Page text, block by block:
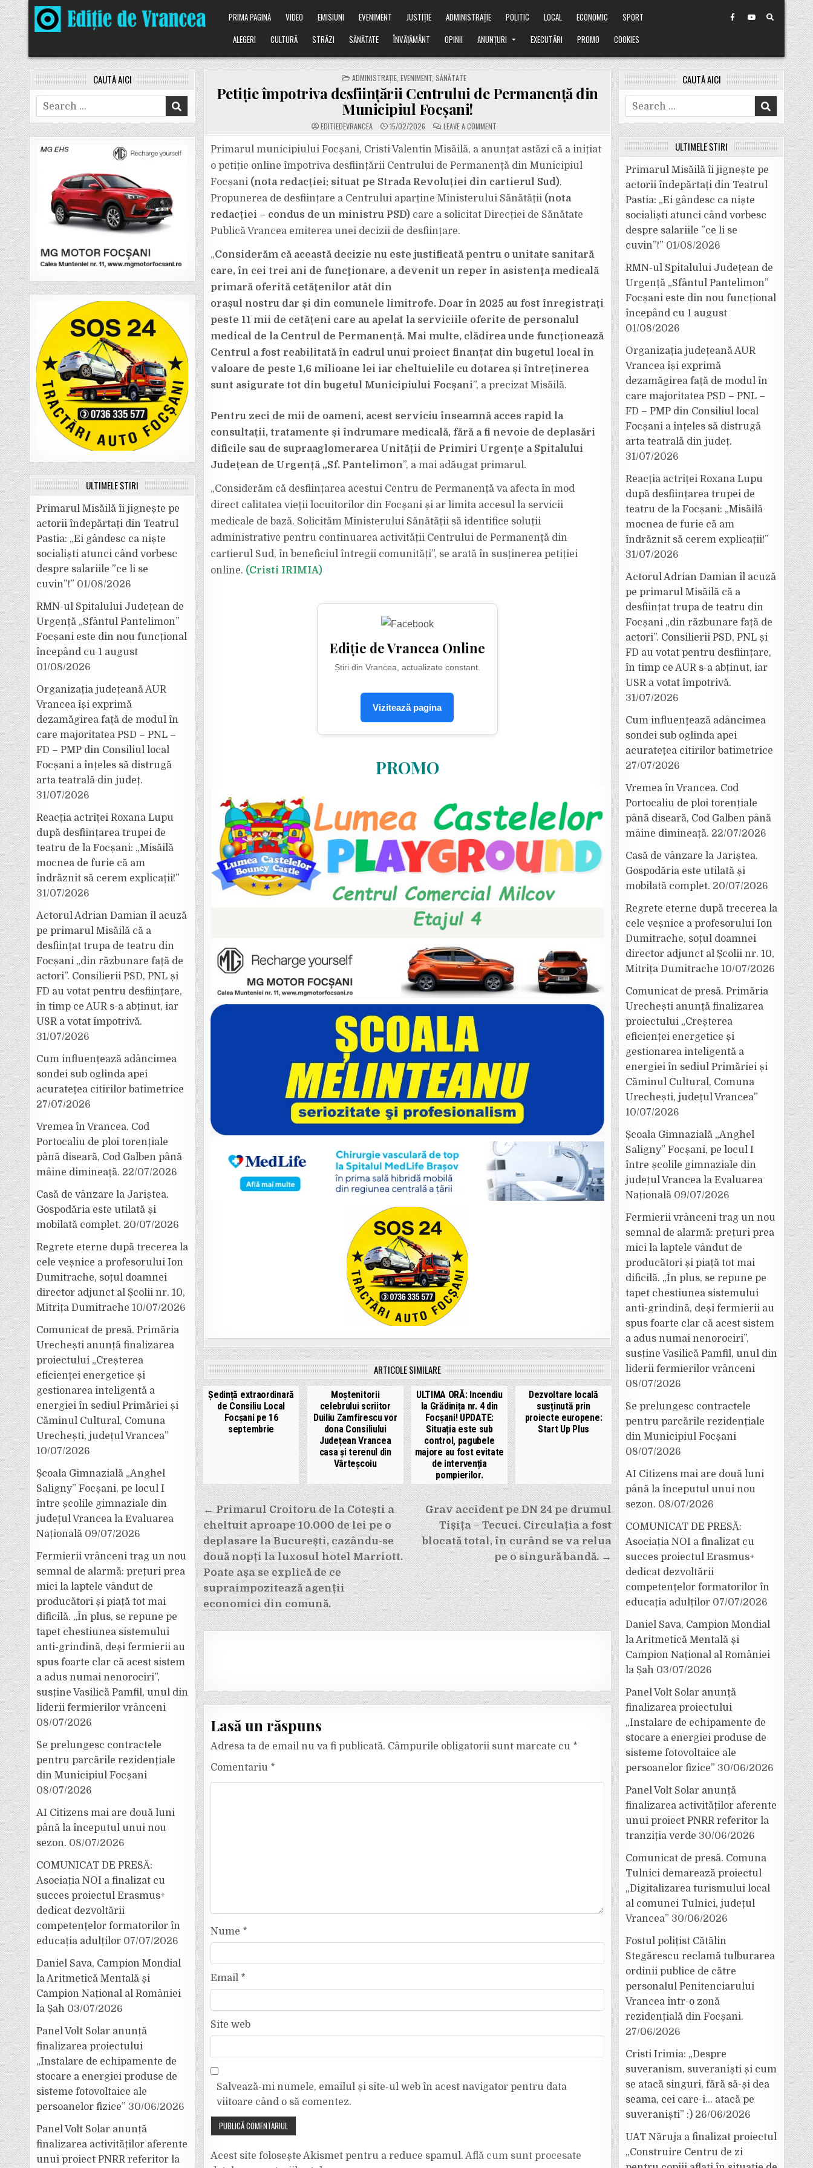
Skip
to
content
PRIMA PAGINĂ VIDEO EMISIUNI EVENIMENT JUSTIȚIE ADMINISTRAȚIE POLITIC LOCAL ECONOMIC
SPORT
ALEGERI
CULTURĂ STRĂZI SĂNĂTATE ÎNVĂȚĂMÂNT OPINII ANUNȚURI EXECUTĂRI PROMO COOKIES
POSTED
IN
ADMINISTRAȚIE ,EVENIMENT SĂNĂTATE
Petiție împotriva desființării Centrului de Permanență din
Municipiul Focșani!
EDITIEDEVRANCEA 15/02/2026 LEAVE A COMMENT
PETIȚIE
DESFIINȚĂRII
CENTRULUI
DE
PERMANENȚĂ
MUNICIPIUL
Primarul municipiului Focșani, Cristi Valentin Misăilă, a anunțat astăzi că a inițiat
o petiție online împotriva desființării Centrului de Permanență din Municipiul
Focșani (nota redacției: situat pe Strada Revoluției din cartierul Sud).
Propunerea de desființare a Centrului aparține Ministerului Sănătății (nota
redacției – condus de un ministru PSD)care a solicitat Direcției de Sănătate
Publică Vrancea emiterea unei decizii de desființare.
„Considerăm că această decizie nu este justificată pentru o unitate sanitară
care, în cei trei ani de funcţionare, a devenit un reper în asistenţa medicală
primară oferită cetăţenilor atât din
orașul nostru dar și din comunele limitrofe. Doar în 2025 au fost înregistrați
peste 11 mii de cetățeni care au apelat la serviciile oferite de personalul
medical de la Centrul de Permanență. Mai multe, clădirea unde funcționează
Centrul a fost reabilitată în cadrul unui proiect finanțat din bugetul local în
valoare de peste 1,6 milioane lei iar cheltuielile cu dotarea și întreținerea
sunt asigurate tot din bugetul Municipiului Focșani”, a precizat Misăilă.
Pentru zeci de mii de oameni, acest serviciu înseamnă acces rapid la
consultații, tratamente și îndrumare medicală, fără a fi nevoie de deplasări
dificile sau de supraaglomerarea Unității de Primiri Urgențe a Spitalului
Județean de Urgență „Sf. Pantelimon”, a mai adăugat primarul.
„Considerăm că desființarea acestui Centru de Permanență va afecta în mod
direct calitatea vieții locuitorilor din Focșani și ar limita accesul la servicii
medicale de bază. Solicităm Ministerului Sănătății să identifice soluții
administrative pentru continuarea activității Centrului de Permanență din
cartierul Sud, în beneficiul întregii comunități”, se arată în susținerea petiției
online. (Cristi IRIMIA)
Ediție de Vrancea Online
Știri din Vrancea, actualizate constant.
Vizitează pagina
PROMO
ARTICOLE SIMILARE
Ședință extraordinară
de Consiliu Local
Focșani pe 16
septembrie
Moștenitorii
celebrului scriitor
Duiliu Zamfirescu vor
dona Consiliului
Județean Vrancea
casa și terenul din
Vârteșcoiu
ULTIMA ORĂ: Incendiu
la Grădinița nr. 4 din
Focșani! UPDATE:
Situația este sub
control, pagubele
majore au fost evitate
de intervenția
pompierilor.
Dezvoltare locală
susținută prin
proiecte europene:
Start Up Plus
Navigare
în
articole
Grav accident pe DN 24 pe drumul
Tișița – Tecuci. Circulația a fost
blocată total, în curând se va relua
pe o singură bandă. →
← Primarul Croitoru de la Cotești a
cheltuit aproape 10.000 de lei pe o
deplasare la București, cazându-se
două nopți la luxosul hotel Marriott.
Poate așa se explică de ce
supraimpozitează agenții
economici din comună.
Lasă un răspuns
Adresa ta de email nu va fi publicată. Câmpurile obligatorii sunt marcate cu *
Comentariu *
Nume *
Email *
Site web
Salvează-mi numele, emailul și site-ul web în acest navigator pentru data
viitoare când o să comentez.
Acest site folosește Akismet pentru a reduce spamul. Află cum sunt procesate
CAUTĂ AICI
Search
for:
ULTIMELE ȘTIRI
Primarul Misăilă îi jignește pe
actorii îndepărtați din Teatrul
Pastia: „Ei gândesc ca niște
socialiști atunci când vorbesc
despre salariile ”ce li se
cuvin”!” 01/08/2026
RMN-ul Spitalului Județean de
Urgență „Sfântul Pantelimon”
Focșani este din nou funcțional
începând cu 1 august
01/08/2026
Organizația județeană AUR
Vrancea își exprimă
dezamăgirea față de modul în
care majoritatea PSD – PNL –
FD – PMP din Consiliul local
Focșani a înțeles să distrugă
arta teatrală din județ.
31/07/2026
Reacția actriței Roxana Lupu
după desființarea trupei de
teatru de la Focșani: „Misăilă
mocnea de furie că am
îndrăznit să cerem explicații!”
31/07/2026
Actorul Adrian Damian îl acuză
pe primarul Misăilă că a
desființat trupa de teatru din
Focșani „din răzbunare față de
actori”. Consilierii PSD, PNL și
FD au votat pentru desființare,
în timp ce AUR s-a abținut, iar
USR a votat împotrivă.
31/07/2026
Cum influențează adâncimea
sondei sub oglinda apei
acuratețea citirilor batimetrice
27/07/2026
Vremea în Vrancea. Cod
Portocaliu de ploi torențiale
până diseară, Cod Galben până
mâine dimineață. 22/07/2026
Casă de vânzare la Jariștea.
Gospodăria este utilată și
mobilată complet. 20/07/2026
Regrete eterne după trecerea la
cele veșnice a profesorului Ion
Dumitrache, soțul doamnei
director adjunct al Școlii nr. 10,
Mitrița Dumitrache 10/07/2026
Comunicat de presă. Primăria
Urechești anunță finalizarea
proiectului „Creșterea
eficienței energetice și
gestionarea inteligentă a
energiei în sediul Primăriei și
Căminul Cultural, Comuna
Urechești, județul Vrancea”
10/07/2026
Școala Gimnazială „Anghel
Saligny” Focșani, pe locul I
între școlile gimnaziale din
județul Vrancea la Evaluarea
Națională 09/07/2026
Fermierii vrânceni trag un nou
semnal de alarmă: prețuri prea
mici la laptele vândut de
producători și piață tot mai
dificilă. „În plus, se repune pe
tapet chestiunea sistemului
anti-grindină, deși fermierii au
spus foarte clar că acest sistem
a adus numai nenorociri”,
susține Vasilică Pamfil, unul din
liderii fermierilor vrânceni
08/07/2026
Se prelungesc contractele
pentru parcările rezidențiale
din Municipiul Focșani
08/07/2026
AI Citizens mai are două luni
până la începutul unui nou
sezon. 08/07/2026
COMUNICAT DE PRESĂ:
Asociația NOI a finalizat cu
succes proiectul Erasmus+
dedicat dezvoltării
competențelor formatorilor în
educația adulților 07/07/2026
Daniel Sava, Campion Mondial
la Aritmetică Mentală și
Campion Național al României
la Șah 03/07/2026
Panel Volt Solar anunță
finalizarea proiectului
„Instalare de echipamente de
stocare a energiei produse de
sisteme fotovoltaice ale
persoanelor fizice” 30/06/2026
Panel Volt Solar anunță
finalizarea activităților aferente
unui proiect PNRR referitor la
CAUTĂ AICI
Search
for:
ULTIMELE ȘTIRI
Primarul Misăilă îi jignește pe
actorii îndepărtați din Teatrul
Pastia: „Ei gândesc ca niște
socialiști atunci când vorbesc
despre salariile ”ce li se
cuvin”!” 01/08/2026
RMN-ul Spitalului Județean de
Urgență „Sfântul Pantelimon”
Focșani este din nou funcțional
începând cu 1 august
01/08/2026
Organizația județeană AUR
Vrancea își exprimă
dezamăgirea față de modul în
care majoritatea PSD – PNL –
FD – PMP din Consiliul local
Focșani a înțeles să distrugă
arta teatrală din județ.
31/07/2026
Reacția actriței Roxana Lupu
după desființarea trupei de
teatru de la Focșani: „Misăilă
mocnea de furie că am
îndrăznit să cerem explicații!”
31/07/2026
Actorul Adrian Damian îl acuză
pe primarul Misăilă că a
desființat trupa de teatru din
Focșani „din răzbunare față de
actori”. Consilierii PSD, PNL și
FD au votat pentru desființare,
în timp ce AUR s-a abținut, iar
USR a votat împotrivă.
31/07/2026
Cum influențează adâncimea
sondei sub oglinda apei
acuratețea citirilor batimetrice
27/07/2026
Vremea în Vrancea. Cod
Portocaliu de ploi torențiale
până diseară, Cod Galben până
mâine dimineață. 22/07/2026
Casă de vânzare la Jariștea.
Gospodăria este utilată și
mobilată complet. 20/07/2026
Regrete eterne după trecerea la
cele veșnice a profesorului Ion
Dumitrache, soțul doamnei
director adjunct al Școlii nr. 10,
Mitrița Dumitrache 10/07/2026
Comunicat de presă. Primăria
Urechești anunță finalizarea
proiectului „Creșterea
eficienței energetice și
gestionarea inteligentă a
energiei în sediul Primăriei și
Căminul Cultural, Comuna
Urechești, județul Vrancea”
10/07/2026
Școala Gimnazială „Anghel
Saligny” Focșani, pe locul I
între școlile gimnaziale din
județul Vrancea la Evaluarea
Națională 09/07/2026
Fermierii vrânceni trag un nou
semnal de alarmă: prețuri prea
mici la laptele vândut de
producători și piață tot mai
dificilă. „În plus, se repune pe
tapet chestiunea sistemului
anti-grindină, deși fermierii au
spus foarte clar că acest sistem
a adus numai nenorociri”,
susține Vasilică Pamfil, unul din
liderii fermierilor vrânceni
08/07/2026
Se prelungesc contractele
pentru parcările rezidențiale
din Municipiul Focșani
08/07/2026
AI Citizens mai are două luni
până la începutul unui nou
sezon. 08/07/2026
COMUNICAT DE PRESĂ:
Asociația NOI a finalizat cu
succes proiectul Erasmus+
dedicat dezvoltării
competențelor formatorilor în
educația adulților 07/07/2026
Daniel Sava, Campion Mondial
la Aritmetică Mentală și
Campion Național al României
la Șah 03/07/2026
Panel Volt Solar anunță
finalizarea proiectului
„Instalare de echipamente de
stocare a energiei produse de
sisteme fotovoltaice ale
persoanelor fizice” 30/06/2026
Panel Volt Solar anunță
finalizarea activităților aferente
unui proiect PNRR referitor la
tranziția verde 30/06/2026
Comunicat de presă. Comuna
Tulnici demarează proiectul
„Digitalizarea turismului local
al comunei Tulnici, județul
Vrancea” 30/06/2026
Fostul polițist Cătălin
Stegărescu reclamă tulburarea
ordinii publice de către
personalul Penitenciarului
Vrancea într-o zonă
rezidențială din Focșani.
27/06/2026
Cristi Irimia: „Despre
suveranism, suveraniști și cum
se atacă singuri, fără să-și dea
seama, cei care-i… atacă pe
suveraniști” :) 26/06/2026
UAT Năruja a finalizat proiectul
„Construire Centru de zi